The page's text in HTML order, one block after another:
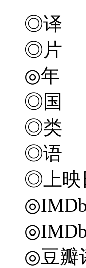
◎译
◎片
◎年
◎国
◎类
◎语
◎上映
◎IMDb
◎豆瓣